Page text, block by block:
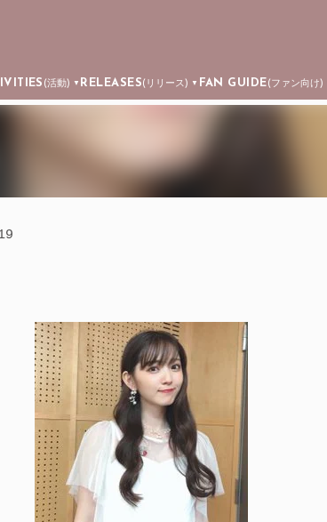
content
(活動) ▼ RELEASES(リリース) ▼ FAN GUIDE(ファン向け)